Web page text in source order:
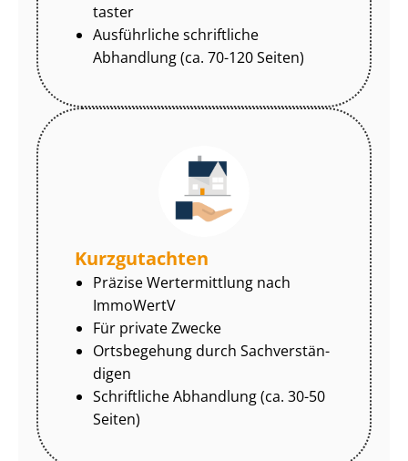
tas­ter
Ausführliche schriftliche
Abhandlung (ca. 70-120 Seiten)
Kurzgutachten
Präzise Wertermittlung nach
ImmoWertV
Für private Zwecke
Ortsbegehung durch Sach­ver­stän­
di­gen
Schriftliche Abhandlung (ca. 30-50
Seiten)